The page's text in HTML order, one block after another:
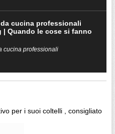
cucina professionali
| Quando le cose si fanno
cucina professionali
per i suoi coltelli , consigliato